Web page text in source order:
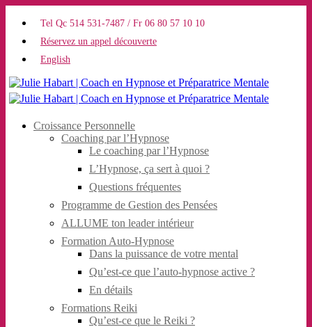
Tel Qc 514 531-7487 / Fr 06 80 57 10 10
Réservez un appel découverte
English
Menu
Croissance Personnelle
Coaching par l’Hypnose
Le coaching par l’Hypnose
L’Hypnose, ça sert à quoi ?
Questions fréquentes
Programme de Gestion des Pensées
ALLUME ton leader intérieur
Formation Auto-Hypnose
Dans la puissance de votre mental
Qu’est-ce que l’auto-hypnose active ?
En détails
Formations Reiki
Qu’est-ce que le Reiki ?